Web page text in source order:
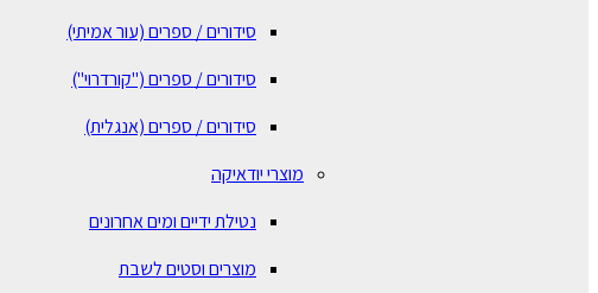
⁠סידורים / ספרים (עור אמיתי)
סידורים / ספרים ("קורדרוי")
סידורים / ספרים (אנגלית)
מוצרי יודאיקה
נטילת ידיים ומים אחרונים
מוצרים וסטים לשבת